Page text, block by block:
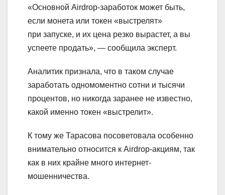
«Основной Airdrop-заработок может быть,
если монета или токен «выстрелят»
при запуске, и их цена резко вырастет, а вы
успеете продать», — сообщила эксперт.
Аналитик признала, что в таком случае
заработать одномоментно сотни и тысячи
процентов, но никогда заранее не известно,
какой именно токен «выстрелит».
К тому же Тарасова посоветовала особенно
внимательно относится к Airdrop-акциям, так
как в них крайне много интернет-
мошенничества.